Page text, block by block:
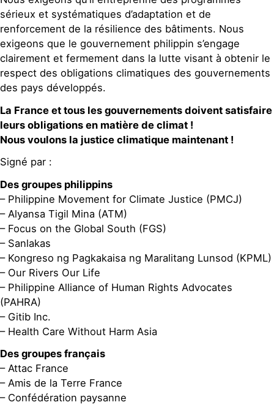
sérieux et systématiques d’adaptation et de
renforcement de la résilience des bâtiments. Nous
exigeons que le gouvernement philippin s’engage
clairement et fermement dans la lutte visant à obtenir le
respect des obligations climatiques des gouvernements
des pays développés.
La France et tous les gouvernements doivent satisfaire
leurs obligations en matière de climat !
Nous voulons la justice climatique maintenant !
Signé par :
Des groupes philippins
– Philippine Movement for Climate Justice (PMCJ)
– Alyansa Tigil Mina (ATM)
– Focus on the Global South (FGS)
– Sanlakas
– Kongreso ng Pagkakaisa ng Maralitang Lunsod (KPML)
– Our Rivers Our Life
– Philippine Alliance of Human Rights Advocates
(PAHRA)
– Gitib Inc.
– Health Care Without Harm Asia
Des groupes français
– Attac France
– Amis de la Terre France
– Confédération paysanne